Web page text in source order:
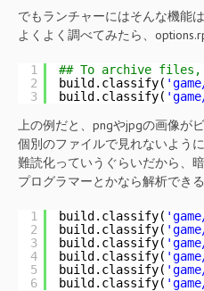
でもランチャーにはそんな機能は
よくよく調べてみたら、
1
2
3
## To archive
build.classify(
build.classify(
上の例だと、pngやjpgの画像が
個別のファイルで見れないよう
難読化っていうぐらいだから、
プログラマーとかなら解析でき
1
2
3
4
5
6
build.classify(
build.classify(
build.classify(
build.classify(
build.classify(
build.classify(